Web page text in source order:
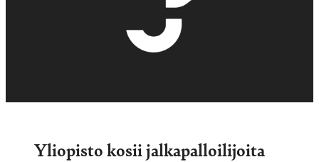
Yliopisto kosii jalkapalloilijoita